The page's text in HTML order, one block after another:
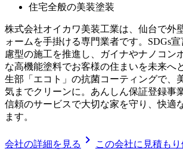
住宅全般の美装塗装
株式会社オイカワ美装工業は、仙台で外
ォームを手掛ける専門業者です。SDGs
慮型の施工を推進し、ガイナやナノコン
な高機能塗料でお客様の住まいを未来へ
生部「エコト」の抗菌コーティングで、
気までクリーンに。あんしん保証登録事
信頼のサービスで大切な家を守り、快適
ます。
会社の詳細を見る chevron_right この会社に見積も